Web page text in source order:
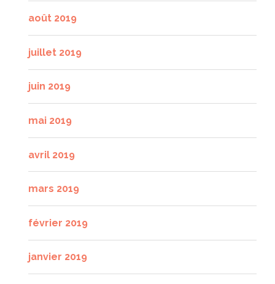
août 2019
juillet 2019
juin 2019
mai 2019
avril 2019
mars 2019
février 2019
janvier 2019